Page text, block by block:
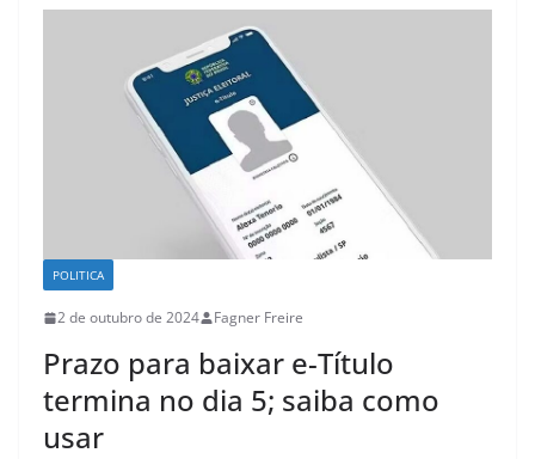
POLITICA
2 de outubro de 2024 Fagner Freire
Prazo para baixar e-Título
termina no dia 5; saiba como
usar